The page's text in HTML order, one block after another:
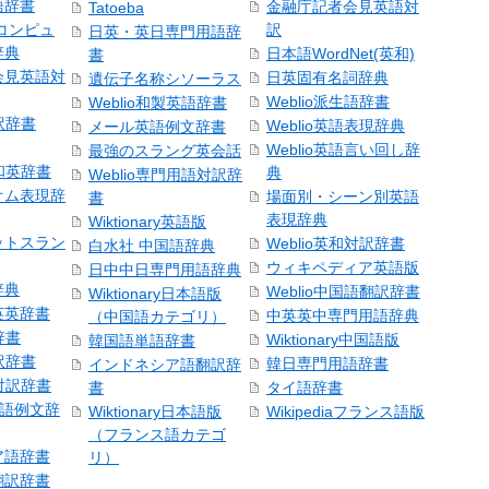
辞書
ンピュ
典
見英語対
辞書
英辞書
ム表現辞
スラン
典
英辞書
書
辞書
訳辞書
例文辞
語辞書
訳辞書
Tatoeba
日英・英日専門用語辞
書
遺伝子名称シソーラス
Weblio和製英語辞書
メール英語例文辞書
最強のスラング英会話
Weblio専門用語対訳辞
書
Wiktionary英語版
白水社 中国語辞典
日中中日専門用語辞典
Wiktionary日本語版
（中国語カテゴリ）
韓国語単語辞書
インドネシア語翻訳辞
書
Wiktionary日本語版
（フランス語カテゴ
リ）
金融庁記者会見英語対
訳
日本語WordNet(英和)
日英固有名詞辞典
Weblio派生語辞書
Weblio英語表現辞典
Weblio英語言い回し辞
典
場面別・シーン別英語
表現辞典
Weblio英和対訳辞書
ウィキペディア英語版
Weblio中国語翻訳辞書
中英英中専門用語辞典
Wiktionary中国語版
韓日専門用語辞書
タイ語辞書
Wikipediaフランス語版